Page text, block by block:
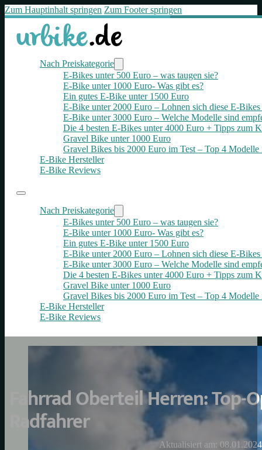
Zum Hauptinhalt springen Zum Footer springen
Nach Preiskategorie
E-Bikes unter 500 Euro – was taugen sie?
E-Bike unter 1000 Euro- Was gibt es?
Ein gutes E-Bike unter 1500 Euro
E-Bike unter 2000 Euro – Lohnen sich diese E-
E-Bike unter 3000 Euro – Welche Modelle sind
Die 4 besten E‑Bikes unter 4000 Euro + Tipps zum
Gravel Bike unter 1000 Euro
Gravel Bikes bis 2000 Euro im Test – Top 4 Modelle
E-Bike Hersteller
E-Bike Reviews
Nach Preiskategorie
E-Bikes unter 500 Euro – was taugen sie?
E-Bike unter 1000 Euro- Was gibt es?
Ein gutes E-Bike unter 1500 Euro
E-Bike unter 2000 Euro – Lohnen sich diese E-
E-Bike unter 3000 Euro – Welche Modelle sind
Die 4 besten E‑Bikes unter 4000 Euro + Tipps zum
Gravel Bike unter 1000 Euro
Gravel Bikes bis 2000 Euro im Test – Top 4 Modelle
E-Bike Hersteller
E-Bike Reviews
Fahrrad Oberteil Herren:
Radfahrer
Aktualisiert am: 08.01.2024